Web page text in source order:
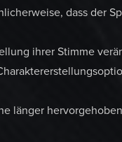
dass der
ihrer Stimme
länger